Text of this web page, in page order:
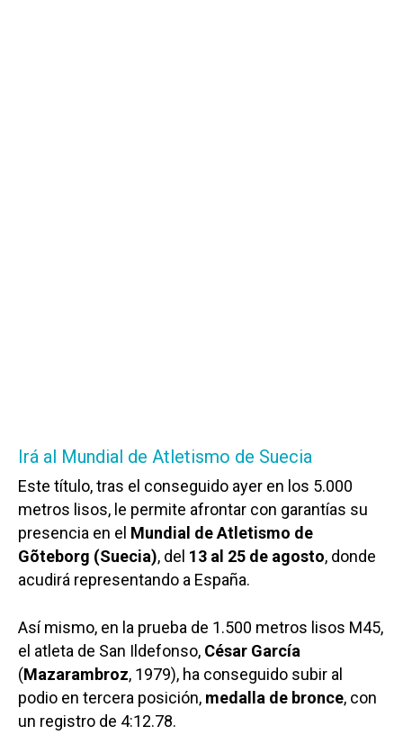
Irá al Mundial de Atletismo de Suecia
Este título, tras el conseguido ayer en los 5.000
metros lisos, le permite afrontar con garantías su
presencia en el Mundial de Atletismo de
Gõteborg (Suecia), del 13 al 25 de agosto, donde
acudirá representando a España.
Así mismo, en la prueba de 1.500 metros lisos M45,
el atleta de San Ildefonso, César García
(Mazarambroz, 1979), ha conseguido subir al
podio en tercera posición, medalla de bronce, con
un registro de 4:12.78.